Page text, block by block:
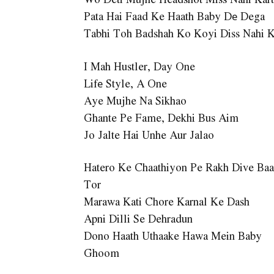
Pata Hai Faad Ke Haath Baby Dе Dega
Tabhi Toh Badshah Ko Koyi Diss Nahi
I Mah Hustler, Day One
Lifе Style, A One
Aye Mujhe Na Sikhao
Ghante Pe Fame, Dekhi Bus Aim
Jo Jalte Hai Unhe Aur Jalao
Hatero Ke Chaathiyon Pe Rakh Dive
Tor
Marawa Kati Chore Karnal Ke Dash
Apni Dilli Se Dehradun
Dono Haath Uthaake Hawa Mein Baby
Ghoom